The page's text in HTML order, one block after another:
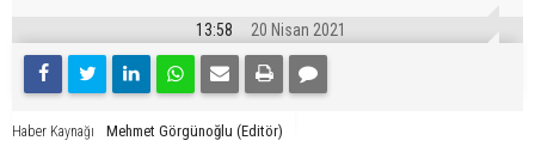
13:58 20 Nisan 2021
Haber Kaynağı Mehmet Görgünoğlu (Editör)